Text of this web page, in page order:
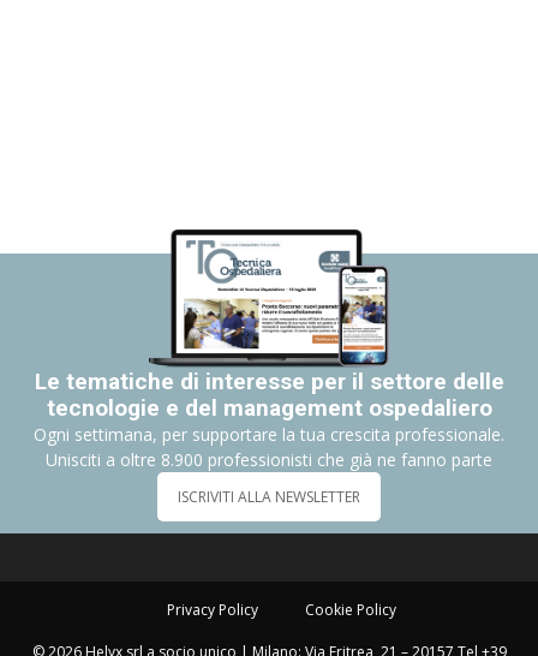
Le tematiche di interesse per il settore delle
tecnologie e del management ospedaliero
Ogni settimana, per supportare la tua crescita professionale.
Unisciti a oltre 8.900 professionisti che già ne fanno parte
ISCRIVITI ALLA NEWSLETTER
Privacy Policy Cookie Policy
© 2026 Helyx srl a socio unico | Milano: Via Eritrea, 21 – 20157 Tel +39